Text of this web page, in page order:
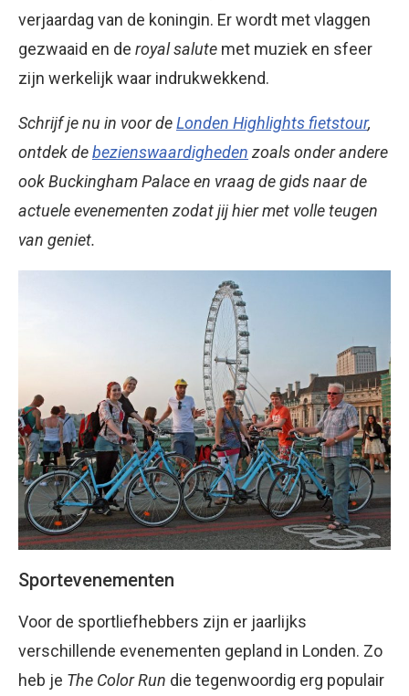
verjaardag van de koningin. Er wordt met vlaggen
gezwaaid en de royal salute met muziek en sfeer
zijn werkelijk waar indrukwekkend.
Schrijf je nu in voor deLonden Highlights fietstour,
ontdek debezienswaardigheden zoals onder andere
ook Buckingham Palace en vraag de gids naar de
actuele evenementen zodat jij hier met volle teugen
van geniet.
Sportevenementen
Voor de sportliefhebbers zijn er jaarlijks
verschillende evenementen gepland in Londen. Zo
heb je The Color Run die tegenwoordig erg populair